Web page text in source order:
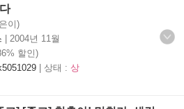
이)
| 2004년 11월
할인)
| 상태 : 상